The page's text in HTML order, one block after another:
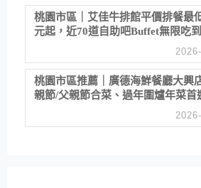
桃園市區｜艾佳牛排館平價排餐最
元起，近70道自助吧Buffet無限吃
桃園市區推薦｜廣德海鮮餐廳大興
親節/父親節合菜、過年圍爐年菜首